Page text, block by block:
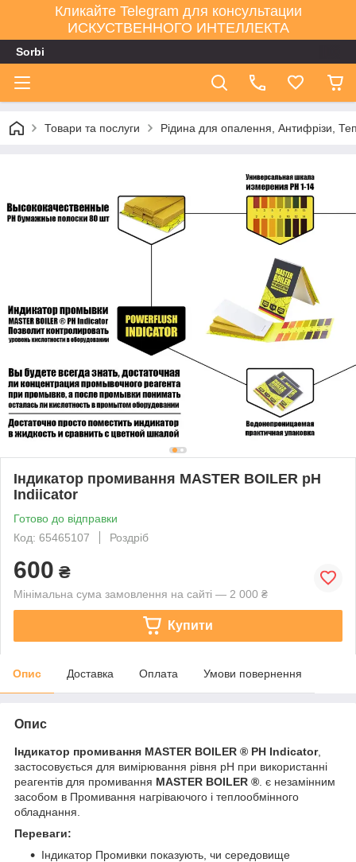
Кликайте Telegram для консультации
ИСКУСТВЕННОГО ИНТЕЛЛЕКТА
Sorbi
Товари та послуги Рідина для опалення, Антифрізи,
Індикатор промивання MASTER BOILER pH
Indiicator
Готово до відправки
Код: 65465107
Роздріб
600 ₴
Мінімальна сума замовлення на сайті — 2 000 ₴
Купити
Опис Доставка Оплата Умови повернення
Опис
Індикатор промивання MASTER BOILER ® PH Indicator,
застосовується для вимірювання рівня pH при використанні
реагентів для промивання MASTER BOILER ® . є незамінним
засобом в Промивання нагріваючого і теплообмінного
обладнання.
Переваги:
Індикатор Промивки показують, чи середовище